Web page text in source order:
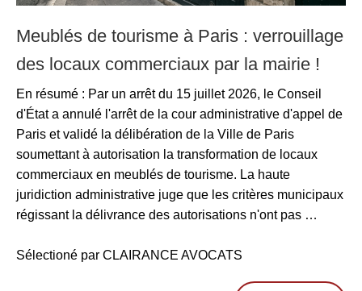
Meublés de tourisme à Paris : verrouillage
des locaux commerciaux par la mairie !
En résumé : Par un arrêt du 15 juillet 2026, le Conseil
d'État a annulé l'arrêt de la cour administrative d'appel de
Paris et validé la délibération de la Ville de Paris
soumettant à autorisation la transformation de locaux
commerciaux en meublés de tourisme. La haute
juridiction administrative juge que les critères municipaux
régissant la délivrance des autorisations n'ont pas …
Sélectioné par CLAIRANCE AVOCATS